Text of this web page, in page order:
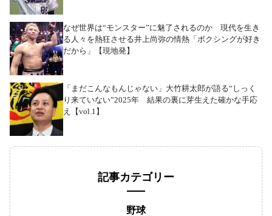
なぜ世界は“モンスター”に魅了されるのか 現代を生き
る人々を熱狂させる井上尚弥の情熱「ボクシングが好き
だから」【現地発】
「まだこんなもんじゃない」大竹耕太郎が語る“しっく
り来ていない”2025年 結果の裏に芽生えた確かな手応
え【vol.1】
記事カテゴリー
野球